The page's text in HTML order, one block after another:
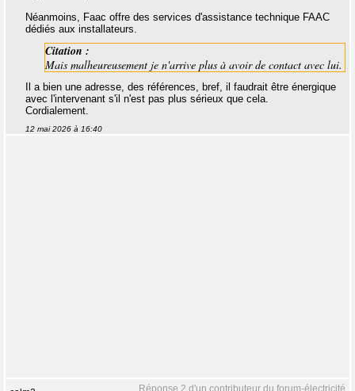
Néanmoins, Faac offre des services d'assistance technique FAAC
dédiés aux installateurs.
Citation :
Mais malheureusement je n'arrive plus à avoir de contact avec lui.
Il a bien une adresse, des références, bref, il faudrait être énergique
avec l'intervenant s'il n'est pas plus sérieux que cela.
Cordialement.
12 mai 2026 à 16:40
Réponse 2 d'un contributeur du forum-électricité